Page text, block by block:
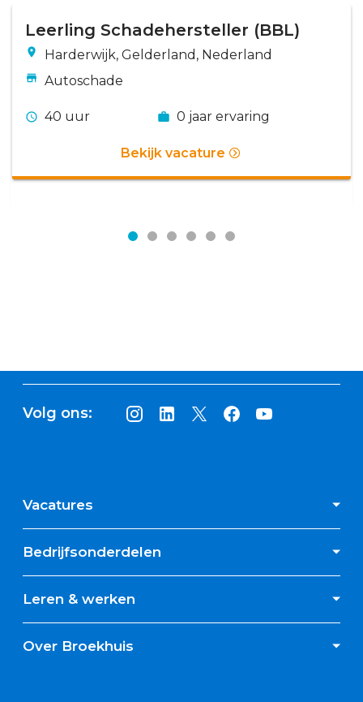
Leerling Schadehersteller (BBL)
Harderwijk, Gelderland, Nederland
Autoschade
40 uur 0 jaar ervaring
Bekijk vacature
Volg ons:
Vacatures
Bedrijfsonderdelen
Leren & werken
Over Broekhuis